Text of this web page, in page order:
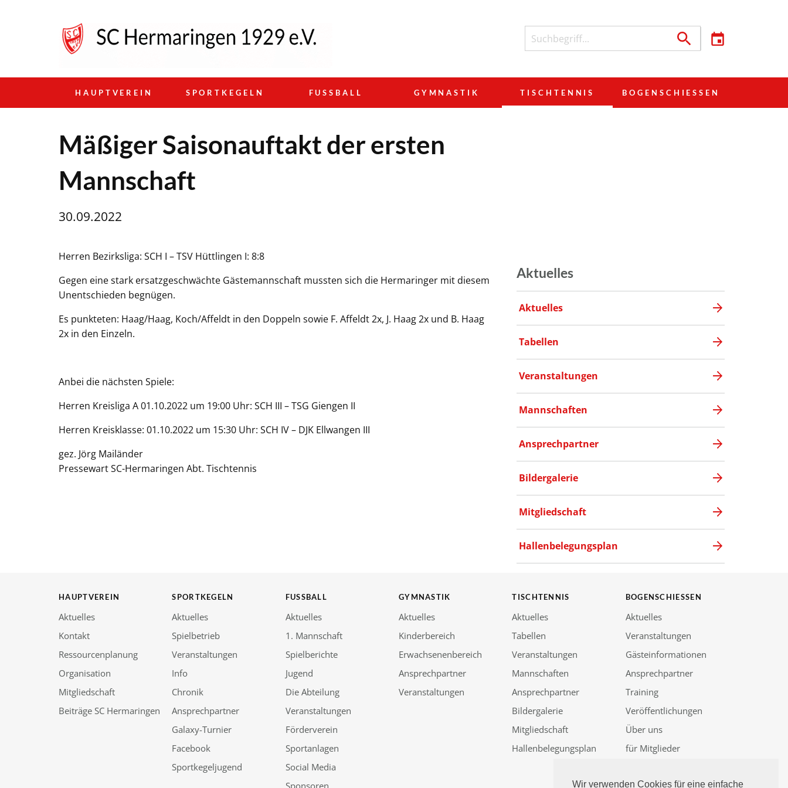
Wir verwenden Cookies für eine einfache
HAUPTVEREIN SPORTKEGELN FUSSBALL GYMNASTIK TISCHTENNIS BOGENSCHIESSEN
Mäßiger Saisonauftakt der ersten
Mannschaft
30.09.2022
Herren Bezirksliga: SCH I – TSV Hüttlingen I: 8:8
Gegen eine stark ersatzgeschwächte Gästemannschaft mussten sich die Hermaringer mit diesem
Unentschieden begnügen.
Es punkteten: Haag/Haag, Koch/Affeldt in den Doppeln sowie F. Affeldt 2x, J. Haag 2x und B. Haag
2x in den Einzeln.
Anbei die nächsten Spiele:
Herren Kreisliga A 01.10.2022 um 19:00 Uhr: SCH III – TSG Giengen II
Herren Kreisklasse: 01.10.2022 um 15:30 Uhr: SCH IV – DJK Ellwangen III
gez. Jörg Mailänder
Pressewart SC-Hermaringen Abt. Tischtennis
Aktuelles
Aktuelles
Tabellen
Veranstaltungen
Mannschaften
Ansprechpartner
Bildergalerie
Mitgliedschaft
Hallenbelegungsplan
HAUPTVEREIN
Aktuelles
Kontakt
Ressourcenplanung
Organisation
Mitgliedschaft
Beiträge SC Hermaringen
SPORTKEGELN
Aktuelles
Spielbetrieb
Veranstaltungen
Info
Chronik
Ansprechpartner
Galaxy-Turnier
Facebook
Sportkegeljugend
FUSSBALL
Aktuelles
1. Mannschaft
Spielberichte
Jugend
Die Abteilung
Veranstaltungen
Förderverein
Sportanlagen
Social Media
Sponsoren
GYMNASTIK
Aktuelles
Kinderbereich
Erwachsenenbereich
Ansprechpartner
Veranstaltungen
TISCHTENNIS
Aktuelles
Tabellen
Veranstaltungen
Mannschaften
Ansprechpartner
Bildergalerie
Mitgliedschaft
Hallenbelegungsplan
BOGENSCHIESSEN
Aktuelles
Veranstaltungen
Gästeinformationen
Ansprechpartner
Training
Veröffentlichungen
Über uns
für Mitglieder